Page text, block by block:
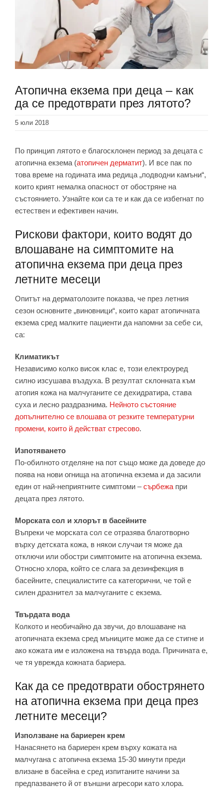
Атопична екзема при деца – как
да се предотврати през лятото?
5 юли 2018
По принцип лятото е благосклонен период за децата с
атопична екзема (атопичен дерматит). И все пак по
това време на годината има редица „подводни камъни“,
които крият немалка опасност от обостряне на
състоянието. Узнайте кои са те и как да се избегнат по
естествен и ефективен начин.
Рискови фактори, които водят до
влошаване на симптомите на
атопична екзема при деца през
летните месеци
Опитът на дерматолозите показва, че през летния
сезон основните „виновници“, които карат атопичната
екзема сред малките пациенти да напомни за себе си,
са:
Климатикът
Независимо колко висок клас е, този електроуред
силно изсушава въздуха. В резултат склонната към
атопия кожа на малчуганите се дехидратира, става
суха и лесно раздразнима. Нейното състояние
допълнително се влошава от резките температурни
промени, които й действат стресово.
Изпотяването
По-обилното отделяне на пот също може да доведе до
поява на нови огнища на атопична екзема и да засили
един от най-неприятните симптоми –сърбежа при
децата през лятото.
Морската сол и хлорът в басейните
Въпреки че морската сол се отразява благотворно
върху детската кожа, в някои случаи тя може да
отключи или обостри симптомите на атопична екзема.
Относно хлора, който се слага за дезинфекция в
басейните, специалистите са категорични, че той е
силен дразнител за малчуганите с екзема.
Твърдата вода
Колкото и необичайно да звучи, до влошаване на
атопичната екзема сред мъниците може да се стигне и
ако кожата им е изложена на твърда вода. Причината е,
че тя уврежда кожната бариера.
Как да се предотврати обострянето
на атопична екзема при деца през
летните месеци?
Използване на бариерен крем
Нанасянето на бариерен крем върху кожата на
малчугана с атопична екзема 15-30 минути преди
влизане в басейна е сред изпитаните начини за
предпазването й от външни агресори като хлора.